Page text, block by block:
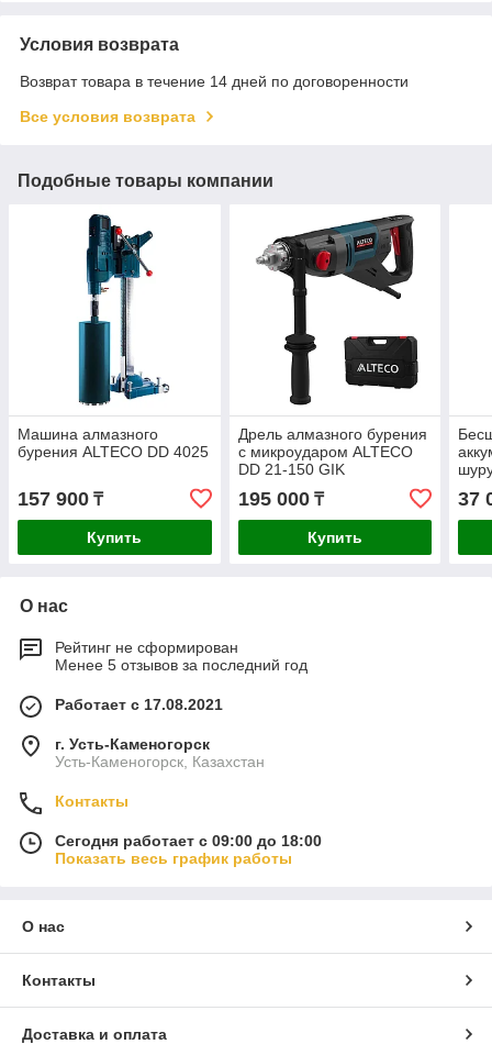
Условия возврата
Возврат товара в течение 14 дней по договоренности
Все условия возврата
Подобные товары компании
Машина алмазного
бурения ALTECO DD 4025
157 900 ₸
Купить
Дрель алмазного бурения
с микроударом ALTECO
DD 21-150 GIK
195 000₸
Купить
37
О нас
Рейтинг не сформирован
Менее 5 отзывов за последний год
Работает с 17.08.2021
г. Усть-Каменогорск
Усть-Каменогорск, Казахстан
Контакты
Сегодня работает с 09:00 до 18:00
Показать весь график работы
О нас
Контакты
Доставка и оплата